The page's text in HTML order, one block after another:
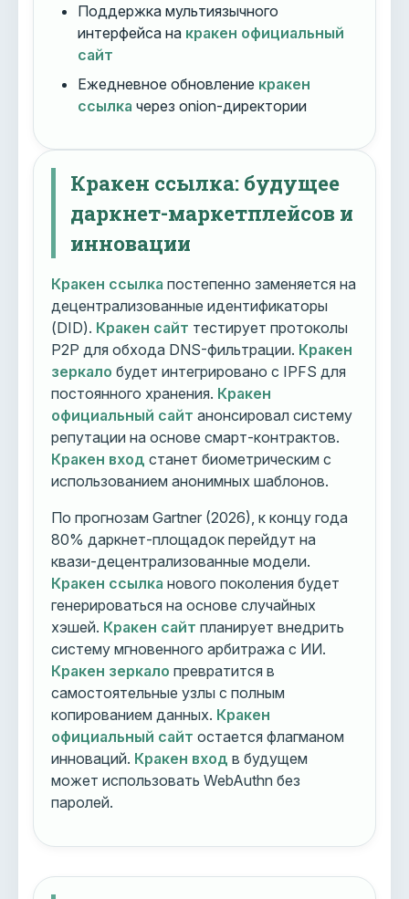
Поддержка мультиязычного
интерфейса на кракен официальный
сайт
Ежедневное обновление кракен
ссылка через onion-директории
Кракен ссылка: будущее
даркнет-маркетплейсов и
инновации
Кракен ссылка постепенно заменяется на
децентрализованные идентификаторы
(DID). Кракен сайт тестирует протоколы
P2P для обхода DNS-фильтрации. Кракен
зеркало будет интегрировано с IPFS для
постоянного хранения. Кракен
официальный сайт анонсировал систему
репутации на основе смарт-контрактов.
Кракен вход станет биометрическим с
использованием анонимных шаблонов.
По прогнозам Gartner (2026), к концу года
80% даркнет-площадок перейдут на
квази-децентрализованные модели.
Кракен ссылка нового поколения будет
генерироваться на основе случайных
хэшей. Кракен сайт планирует внедрить
систему мгновенного арбитража с ИИ.
Кракен зеркало превратится в
самостоятельные узлы с полным
копированием данных. Кракен
официальный сайт остается флагманом
инноваций. Кракен вход в будущем
может использовать WebAuthn без
паролей.